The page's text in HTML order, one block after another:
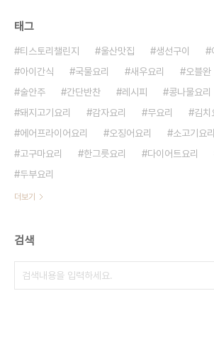
태그
티스토리챌린지 울산맛집 생선구이
아이간식
국물요리 새우요리 오블완
술안주
간단반찬 레시피 콩나물요리
돼지고기요리
감자요리 무요리 김치
에어프라이어요리
오징어요리 소고기요리
고구마요리
한그릇요리 다이어트요리
두부요리
더보기
검색